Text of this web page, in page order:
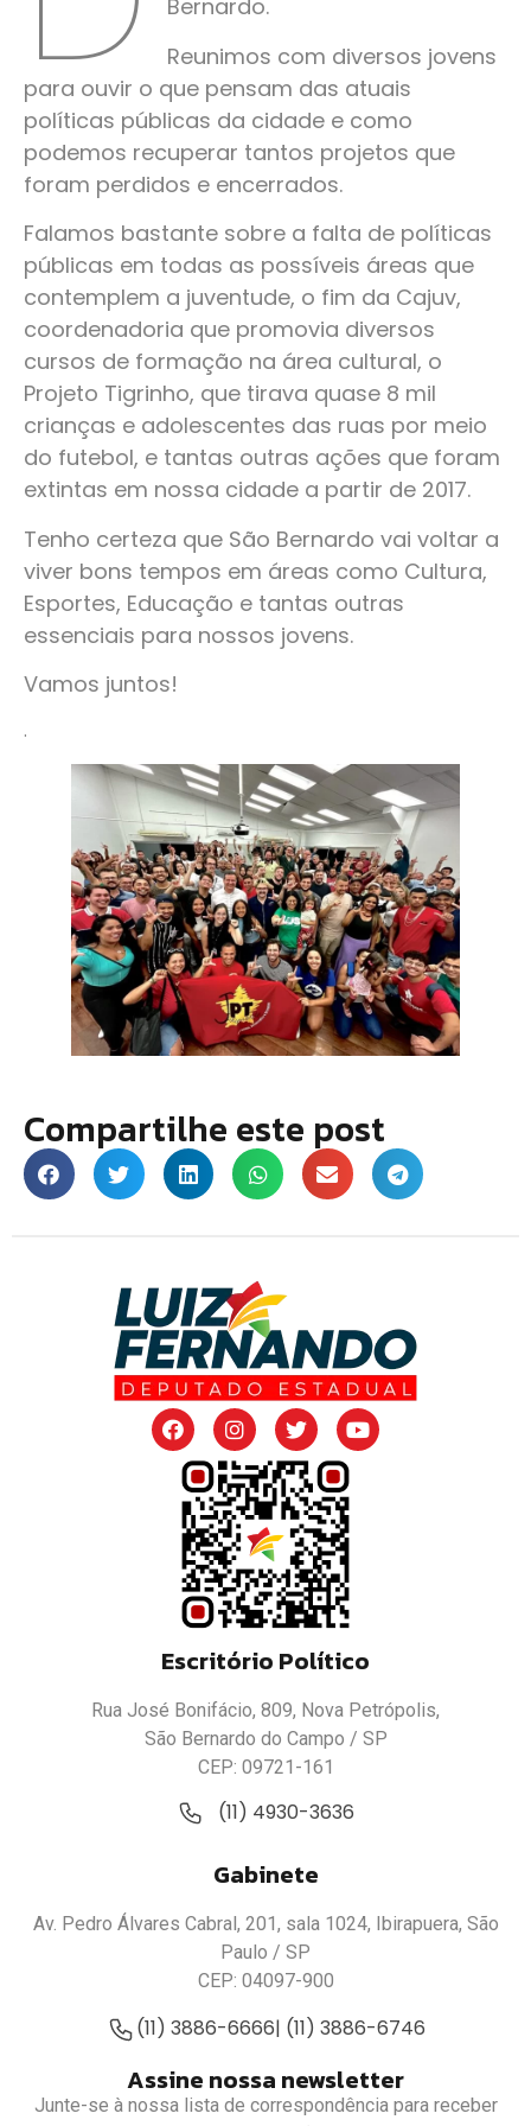
Bernardo.
Reunimos com diversos jovens
para ouvir o que pensam das atuais
políticas públicas da cidade e como
podemos recuperar tantos projetos que
foram perdidos e encerrados.
Falamos bastante sobre a falta de políticas
públicas em todas as possíveis áreas que
contemplem a juventude, o fim da Cajuv,
coordenadoria que promovia diversos
cursos de formação na área cultural, o
Projeto Tigrinho, que tirava quase 8 mil
crianças e adolescentes das ruas por meio
do futebol, e tantas outras ações que foram
extintas em nossa cidade a partir de 2017.
Tenho certeza que São Bernardo vai voltar a
viver bons tempos em áreas como Cultura,
Esportes, Educação e tantas outras
essenciais para nossos jovens.
Vamos juntos!
.
Compartilhe este post
Escritório Político
Rua José Bonifácio, 809, Nova Petrópolis,
São Bernardo do Campo / SP
CEP: 09721-161
(11) 4930-3636
Gabinete
Av. Pedro Álvares Cabral, 201, sala 1024, Ibirapuera, São
Paulo / SP
CEP: 04097-900
(11) 3886-6666| (11) 3886-6746
Assine nossa newsletter
Junte-se à nossa lista de correspondência para receber